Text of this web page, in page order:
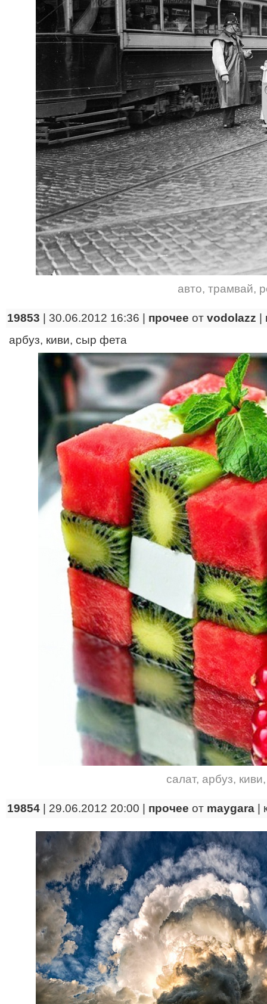
авто, трамвай,
19853 | 30.06.2012 16:36 | прочее от vodolazz
арбуз, киви, сыр фета
салат, арбуз, киви
19854 | 29.06.2012 20:00 | прочее от maygara